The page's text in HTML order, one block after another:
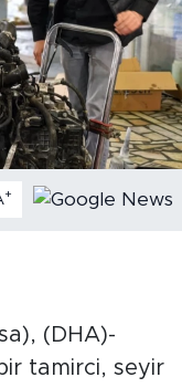
+
(DHA)-
tamirci, seyir